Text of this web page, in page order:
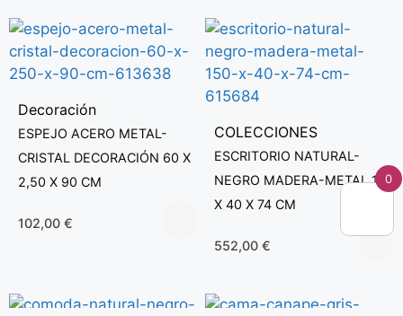
Decoración
ESPEJO ACERO METAL-
CRISTAL DECORACIÓN 60 X
2,50 X 90 CM
102,00 €
COLECCIONES
ESCRITORIO NATURAL-
NEGRO MADERA-METAL 150
X 40 X 74 CM
552,00 €
0